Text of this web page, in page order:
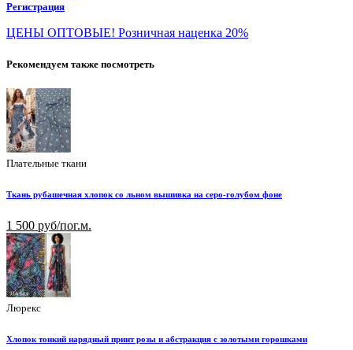
Регистрация
ЦЕНЫ ОПТОВЫЕ! Розничная наценка 20%
Рекомендуем также посмотреть
Плательные ткани
Ткань рубашечная хлопок со льном вышивка на серо-голубом фоне
1 500 руб/пог.м.
Люрекс
Хлопок тонкий нарядный принт розы и абстракция с золотыми горошками